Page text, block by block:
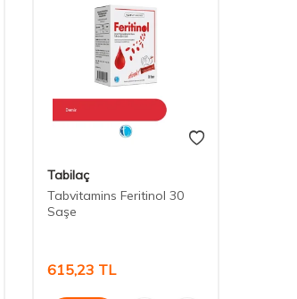
Tabilaç
Tabvitamins Feritinol 30
Saşe
615,23 TL